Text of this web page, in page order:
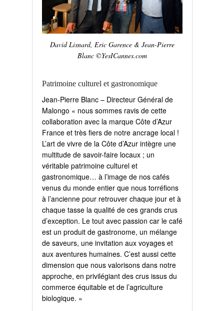
David Lisnard, Eric Garence & Jean-Pierre
Blanc ©YesICannes.com
Patrimoine culturel et gastronomique
Jean-Pierre Blanc – Directeur Général de
Malongo « nous sommes ravis de cette
collaboration avec la marque Côte d’Azur
France et très fiers de notre ancrage local !
L’art de vivre de la Côte d’Azur intègre une
multitude de savoir-faire locaux ; un
véritable patrimoine culturel et
gastronomique… à l’image de nos cafés
venus du monde entier que nous torréfions
à l’ancienne pour retrouver chaque jour et à
chaque tasse la qualité de ces grands crus
d’exception. Le tout avec passion car le café
est un produit de gastronome, un mélange
de saveurs, une invitation aux voyages et
aux aventures humaines. C’est aussi cette
dimension que nous valorisons dans notre
approche, en privilégiant des crus issus du
commerce équitable et de l’agriculture
biologique. »